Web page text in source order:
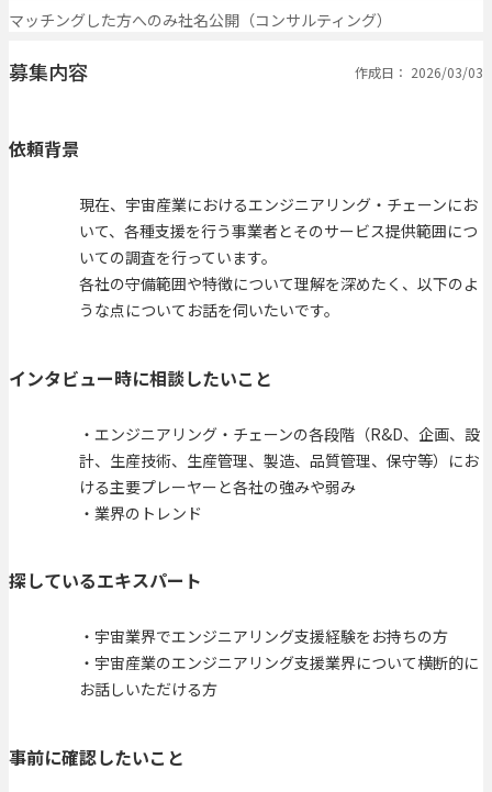
マッチングした方へのみ社名公開（コンサルティング）
募集内容 作成日： 2026/03/03
依頼背景
現在、宇宙産業におけるエンジニアリング・チェーンにお
いて、各種支援を行う事業者とそのサービス提供範囲につ
いての調査を行っています。
各社の守備範囲や特徴について理解を深めたく、以下のよ
うな点についてお話を伺いたいです。
インタビュー時に相談したいこと
・エンジニアリング・チェーンの各段階（R&D、企画、設
計、生産技術、生産管理、製造、品質管理、保守等）にお
ける主要プレーヤーと各社の強みや弱み
・業界のトレンド
探しているエキスパート
・宇宙業界でエンジニアリング支援経験をお持ちの方
・宇宙産業のエンジニアリング支援業界について横断的に
お話しいただける方
事前に確認したいこと